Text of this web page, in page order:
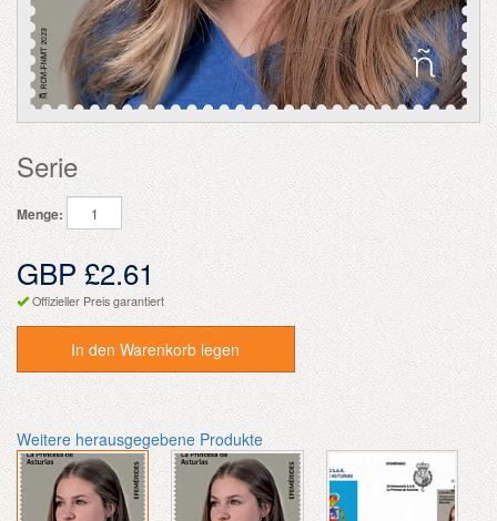
Serie
Menge:
GBP £2.61
Offizieller Preis garantiert
In den Warenkorb legen
Weitere herausgegebene Produkte